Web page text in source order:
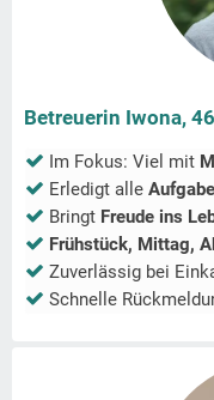
Betreuerin Iwona,
Im Fokus: Viel mit
Erledigt alle
Bringt Freude ins
Frühstück, Mittag,
Zuverlässig bei
Schnelle